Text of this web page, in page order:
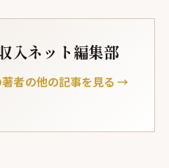
入ネット編集部
著者の他の記事を見る →